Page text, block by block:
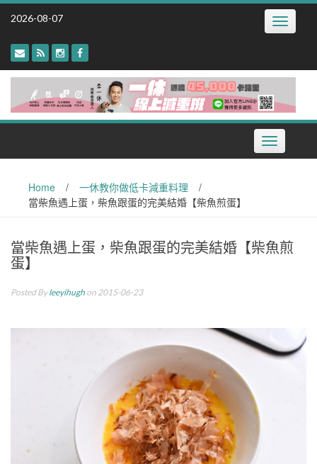
Skip
2026-08-07 Toggle
Toggle
navigation
Home / 一休教你做低卡減重料理
/
當柴魚遇上蛋，柴魚跟蛋的完美結婚【柴魚煎蛋】
當柴魚遇上蛋，柴魚跟蛋的完美結婚【柴魚煎
蛋】
Posted Byleeyihugh on 2015-06-23